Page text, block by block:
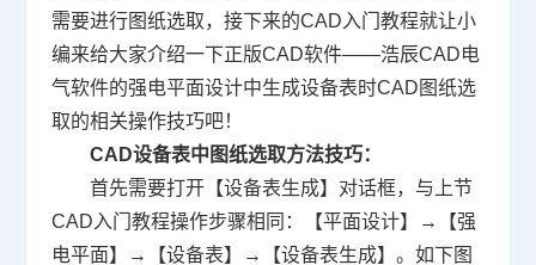
需要进行图纸选取，接下来的CAD入门教程就让小
编来给大家介绍一下正版CAD软件——浩辰CAD电
气软件的强电平面设计中生成设备表时CAD图纸选
取的相关操作技巧吧！
CAD设备表中图纸选取方法技巧：
首先需要打开【设备表生成】对话框，与上节
CAD入门教程操作步骤相同：【平面设计】→【强
电平面】→【设备表】→【设备表生成】。如下图